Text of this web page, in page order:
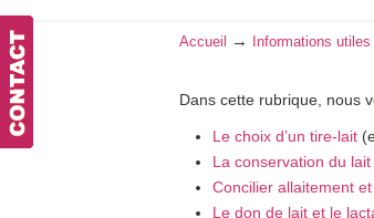
Accueil → Informations utiles
Dans cette rubrique, nous
Le choix d’un tire-lait
La conservation du
Concilier allaitement
Le don de lait et le